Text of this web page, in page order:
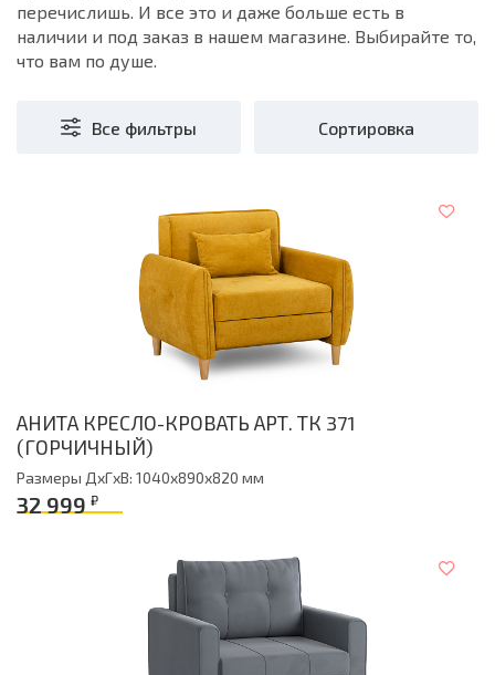
перечислишь. И все это и даже больше есть в
наличии и под заказ в нашем магазине. Выбирайте то,
что вам по душе.
Все фильтры Сортировка
АНИТА КРЕСЛО-КРОВАТЬ АРТ. ТК 371
(ГОРЧИЧНЫЙ)
Размеры ДxГxВ: 1040x890x820 мм
32 999 ₽